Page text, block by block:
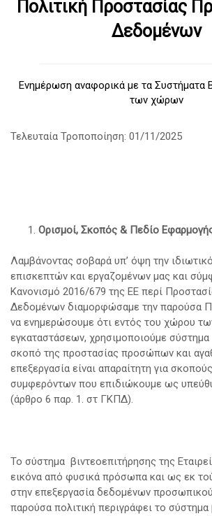
Πολιτική Προστασίας
Δεδομένων
Ενημέρωση αναφορικά με τα Συστήματα
των χώρων
Τελευταία Τροποποίηση: 01/11/2025
Ορισμοί, Σκοπός & Πεδίο
Λαμβάνοντας σοβαρά υπ’ όψη την
επισκεπτών και εργαζομένων μας και
Κανονισμό 2016/679 της ΕΕ περί
Δεδομένων διαμορφώσαμε την παρούσα
να ενημερώσουμε ότι εντός του χώρου
εγκαταστάσεων, χρησιμοποιούμε σύστημα
σκοπό της προστασίας προσώπων και
επεξεργασία είναι απαραίτητη για
συμφερόντων που επιδιώκουμε ως
(άρθρο 6 παρ. 1. στ ΓΚΠΔ).
Το σύστημα βιντεοεπιτήρησης της
εικόνα από φυσικά πρόσωπα και ως εκ
στην επεξεργασία δεδομένων
παρούσα πολιτική περιγράφει το σύστημα